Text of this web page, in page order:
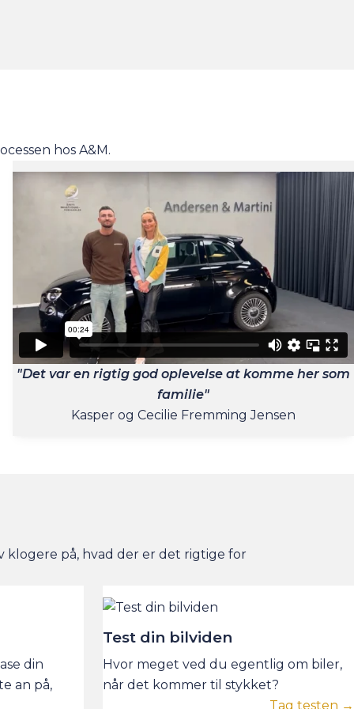
hos A&M.
"Det var en rigtig god oplevelse at komme her som
familie"
Kasper og Cecilie Fremming Jensen
klogere på, hvad der er det rigtige for
din
an på,
Test din bilviden
Hvor meget ved du egentlig om biler,
når det kommer til stykket?
Tag testen →